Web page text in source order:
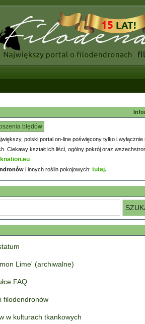
błędów
polski portal on-line poświęcony tylko i wyłącznie
Ciekawy kształt ich liści, ogólny pokrój oraz
i innych roślin pokojowych: tutaj.
Lime' (archiwalne)
FAQ
filodendronów
w kulturach tkankowych